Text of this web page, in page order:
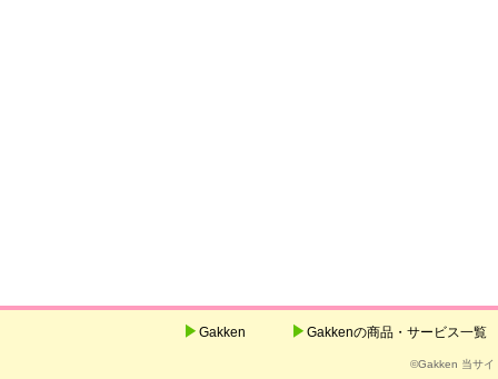
Gakken Gakkenの商品・サービス一覧
©Gakken 当サイ